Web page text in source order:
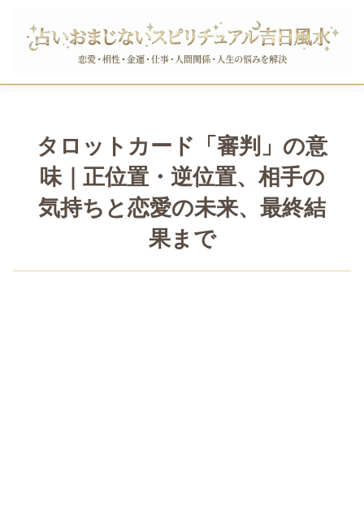
タロットカード「審判」の意
味｜正位置・逆位置、相手の
気持ちと恋愛の未来、最終結
果まで